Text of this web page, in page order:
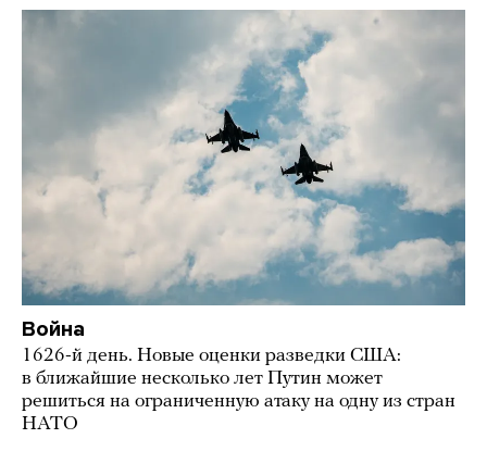
Война
1626-й день. Новые оценки разведки США:
в ближайшие несколько лет Путин может
решиться на ограниченную атаку на одну из стран
НАТО